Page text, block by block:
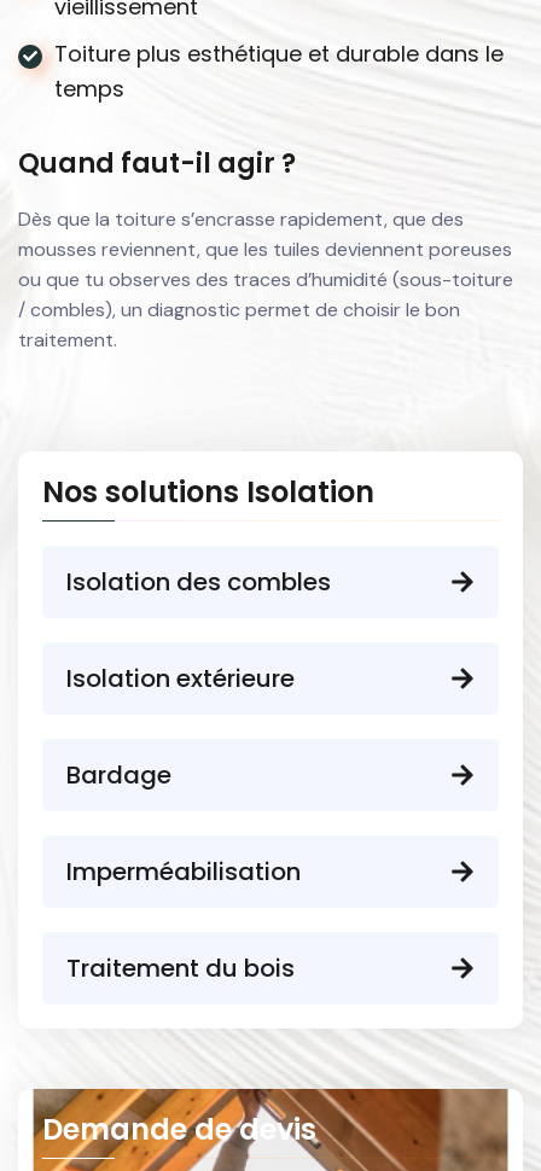
vieillissement
Toiture plus esthétique et durable dans le
temps
Quand faut-il agir ?
Dès que la toiture s’encrasse rapidement, que des
mousses reviennent, que les tuiles deviennent poreuses
ou que tu observes des traces d’humidité (sous-toiture
/ combles), un diagnostic permet de choisir le bon
traitement.
Nos solutions Isolation
Isolation des combles
Isolation extérieure
Bardage
Imperméabilisation
Traitement du bois
Demande de devis